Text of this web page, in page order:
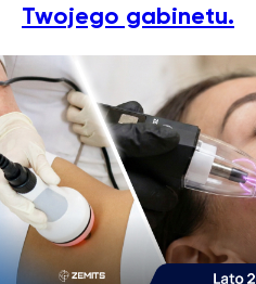
Twojego gabinetu.